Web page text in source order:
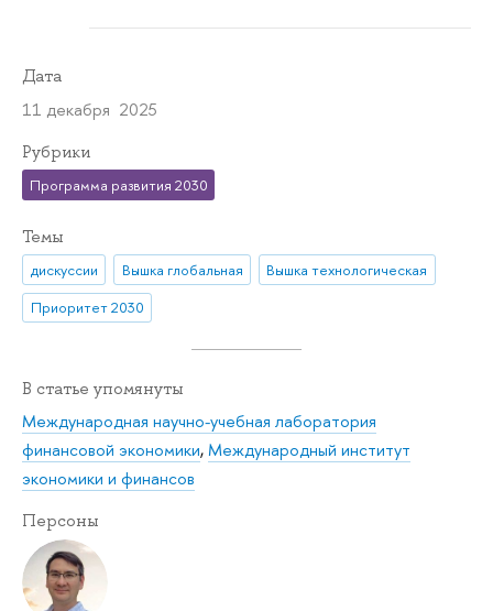
Дата
11 декабря 2025
Рубрики
Программа развития 2030
Темы
дискуссии Вышка глобальная
Вышка технологическая
Приоритет 2030
В статье упомянуты
Международная научно-учебная лаборатория
финансовой экономики,Международный институт
экономики и финансов
Персоны